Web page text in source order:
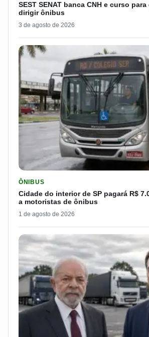
SEST SENAT banca CNH e curso
dirigir ônibus
3 de agosto de 2026
ÔNIBUS
Cidade do interior de SP pagará R$
a motoristas de ônibus
1 de agosto de 2026